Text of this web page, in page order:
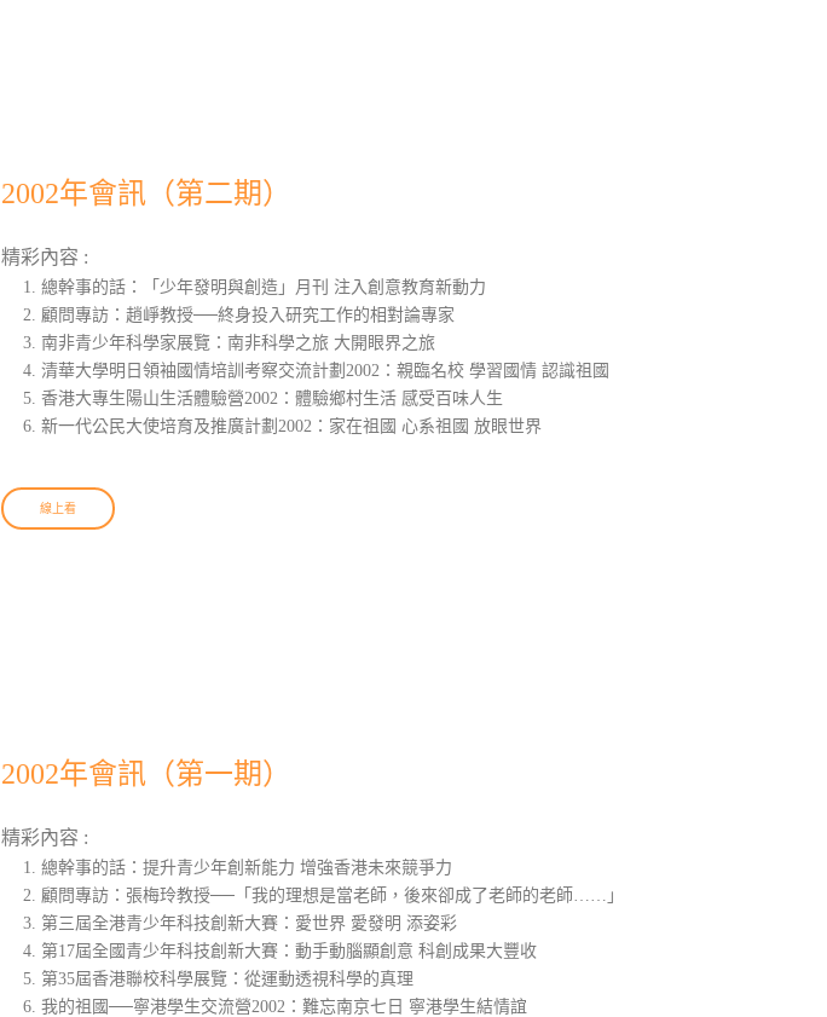
2002年會訊（第二期）
精彩內容 :
總幹事的話：「少年發明與創造」月刊 注入創意教育新動力
顧問專訪：趙崢教授──終身投入研究工作的相對論專家
南非青少年科學家展覽：南非科學之旅 大開眼界之旅
清華大學明日領袖國情培訓考察交流計劃2002：親臨名校 學習國情 認識祖國
香港大專生陽山生活體驗營2002：體驗鄉村生活 感受百味人生
新一代公民大使培育及推廣計劃2002：家在祖國 心系祖國 放眼世界
線上看
2002年會訊（第一期）
精彩內容 :
總幹事的話：提升青少年創新能力 增強香港未來競爭力
顧問專訪：張梅玲教授──「我的理想是當老師，後來卻成了老師的老師……」
第三屆全港青少年科技創新大賽：愛世界 愛發明 添姿彩
第17屆全國青少年科技創新大賽：動手動腦顯創意 科創成果大豐收
第35屆香港聯校科學展覽：從運動透視科學的真理
我的祖國──寧港學生交流營2002：難忘南京七日 寧港學生結情誼